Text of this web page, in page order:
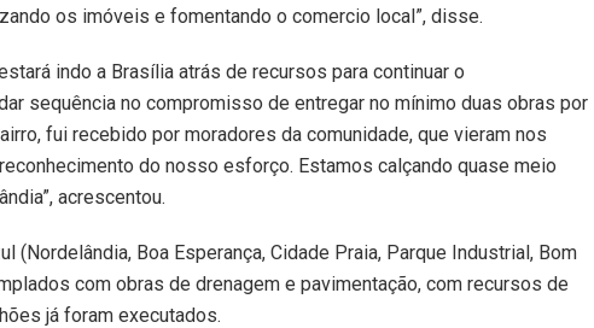
os imóveis e fomentando o comercio local”, disse.
indo a Brasília atrás de recursos para continuar o
sequência no compromisso de entregar no mínimo duas obras por
fui recebido por moradores da comunidade, que vieram nos
do nosso esforço. Estamos calçando quase meio
acrescentou.
(Nordelândia, Boa Esperança, Cidade Praia, Parque Industrial, Bom
com obras de drenagem e pavimentação, com recursos de
já foram executados.